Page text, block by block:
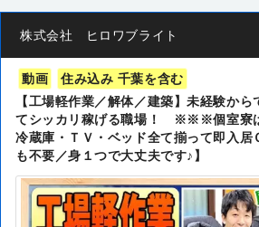
株式会社 ヒロワブライト
動画
住み込み 千葉を含む
【工場軽作業／解体／建築】未経験か
てシッカリ稼げる職場！ ※※※個室寮は
冷蔵庫・ＴＶ・ベッド全て揃って即入
も不要／身１つで大丈夫です♪】